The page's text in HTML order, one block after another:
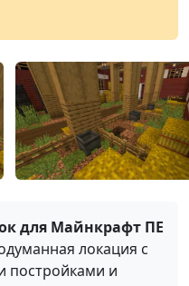
для Майнкрафт ПЕ
локация с
постройками и